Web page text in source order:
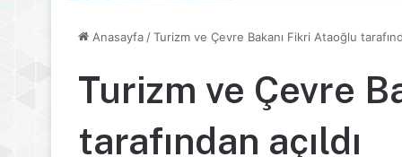
Anasayfa/Turizm ve Çevre Bakanı Fikri Ataoğlu
Turizm ve Çevre
tarafından açıldı